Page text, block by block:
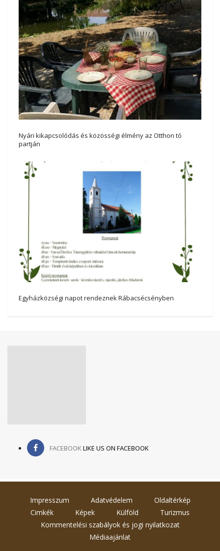
Nyári kikapcsolódás és közösségi élmény az Otthon tó
partján
Egyházközségi napot rendeznek Rábacsécsényben
FACEBOOKLIKE US ON FACEBOOK
Impresszum Adatvédelem
Oldaltérkép
Cimkék
Képek Külföld
Turizmus
Kommentelési szabályok és jogi nyilatkozat
Médiaajánlat